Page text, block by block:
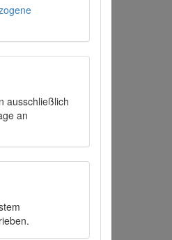
ausschließlich
an